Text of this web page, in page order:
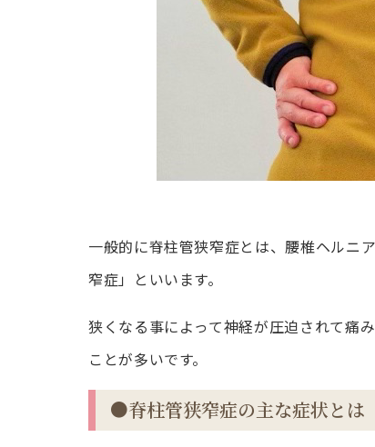
一般的に脊柱管狭窄症とは、腰椎ヘルニ
窄症」といいます。
狭くなる事によって神経が圧迫されて痛
ことが多いです。
●脊柱管狭窄症の主な症状とは